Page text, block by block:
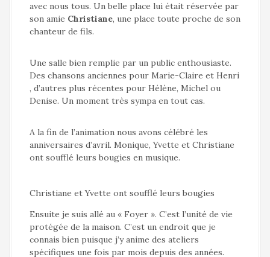
avec nous tous. Un belle place lui était réservée par
son amie Christiane, une place toute proche de son
chanteur de fils.
Une salle bien remplie par un public enthousiaste.
Des chansons anciennes pour Marie-Claire et Henri
, d’autres plus récentes pour Hélène, Michel ou
Denise. Un moment très sympa en tout cas.
A la fin de l’animation nous avons célébré les
anniversaires d’avril. Monique, Yvette et Christiane
ont soufflé leurs bougies en musique.
Christiane et Yvette ont soufflé leurs bougies
Ensuite je suis allé au « Foyer ». C’est l’unité de vie
protégée de la maison. C’est un endroit que je
connais bien puisque j’y anime des ateliers
spécifiques une fois par mois depuis des années.